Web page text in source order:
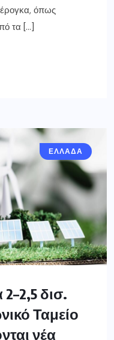
όπως
τα […]
ΕΛΛΑΔΑ
δισ.
Ταμείο
νέα